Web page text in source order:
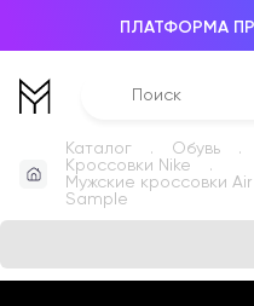
ПЛАТФОРМА
Каталог Обувь
Кроссовки Nike
Мужские кроссовки
Sample